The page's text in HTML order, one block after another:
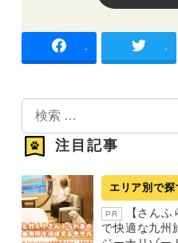
- -
検
索
注目記事
エリア別で探
PR
【さんふ
で快適な九州